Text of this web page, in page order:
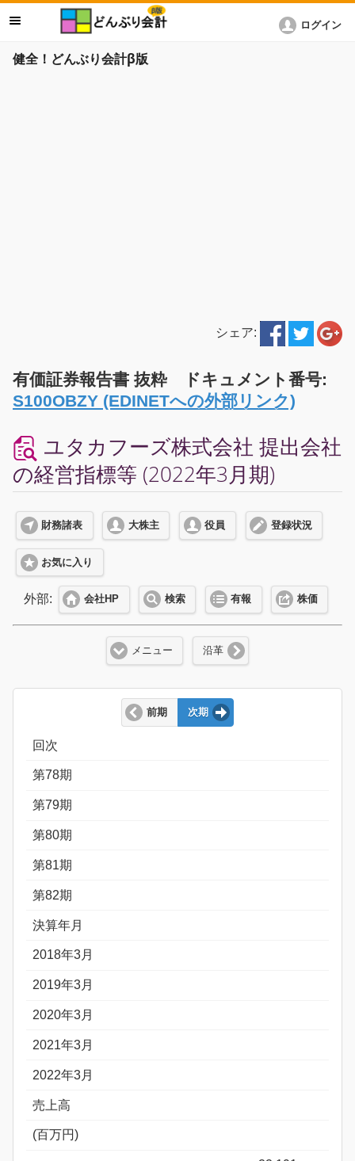
健全！どんぶり会計β版
ログイン
シェア:
有価証券報告書 抜粋 ドキュメント番号:
S100OBZY (EDINETへの外部リンク)
ユタカフーズ株式会社 提出会社
の経営指標等 (2022年3月期)
財務諸表 大株主 役員 登録状況
お気に入り
外部: 会社HP 検索 有報 株価
メニュー 沿革
前期 次期
回次
第78期
第79期
第80期
第81期
第82期
決算年月
2018年3月
2019年3月
2020年3月
2021年3月
2022年3月
売上高
(百万円)